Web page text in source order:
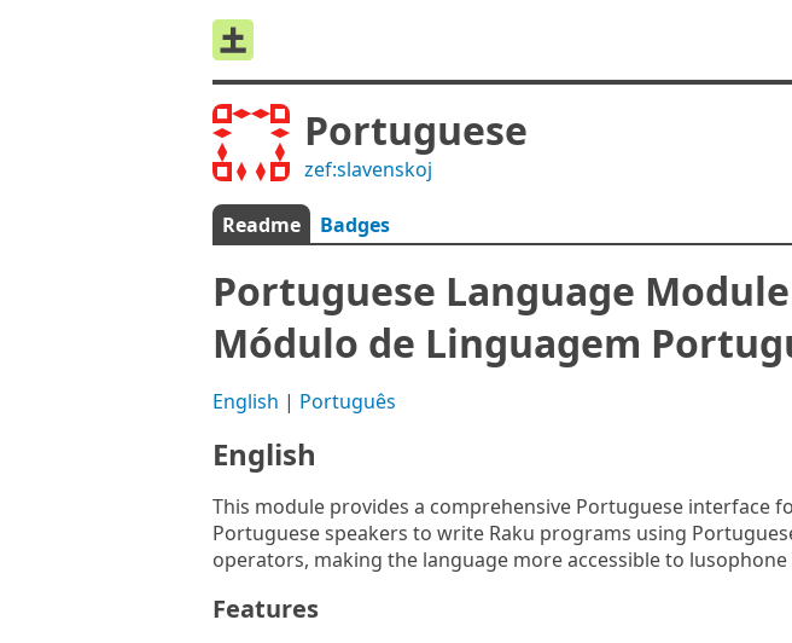
Portuguese
zef:slavenskoj
Readme Badges
Portuguese Language
Módulo de Linguagem
English | Português
English
This module provides a comprehensive Portuguese interface
Portuguese speakers to write Raku programs using
operators, making the language more accessible to
Features